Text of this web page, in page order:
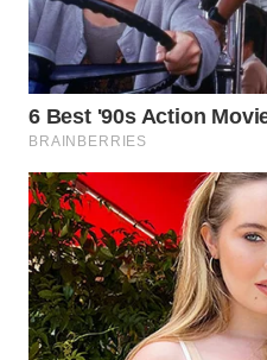
WN
INDRAMAYU
WN
WN
MAJALENGKA
WN
SUBANG